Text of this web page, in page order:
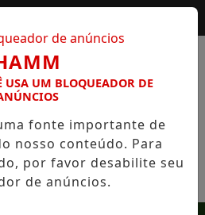
USA UM BLOQUEADOR DE
fonte importante de
nosso conteúdo. Para
por favor desabilite seu
de anúncios.